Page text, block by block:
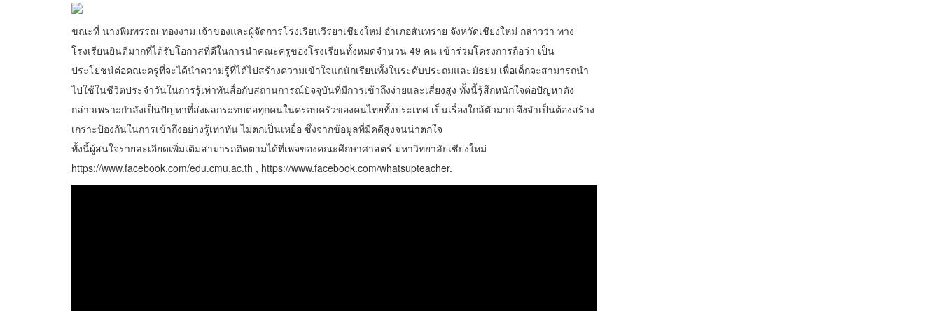
ขณะที่ นางพิมพรรณ ทองงาม เจ้าของและผู้จัดการโรงเรียนวีรยาเชียงใหม่ อำเภอสันทราย จังหวัดเชียงใหม่ กล่าวว่า ทาง
โรงเรียนยินดีมากที่ได้รับโอกาสที่ดีในการนำคณะครูของโรงเรียนทั้งหมดจำนวน 49 คน เข้าร่วมโครงการถือว่า เป็น
ประโยชน์ต่อคณะครูที่จะได้นำความรู้ที่ได้ไปสร้างความเข้าใจแก่นักเรียนทั้งในระดับประถมและมัธยม เพื่อเด็กจะสามารถนำ
ไปใช้ในชีวิตประจำวันในการรู้เท่าทันสื่อกับสถานการณ์ปัจจุบันที่มีการเข้าถึงง่ายและเสี่ยงสูง ทั้งนี้รู้สึกหนักใจต่อปัญหาดัง
กล่าวเพราะกำลังเป็นปัญหาที่ส่งผลกระทบต่อทุกคนในครอบครัวของคนไทยทั้งประเทศ เป็นเรื่องใกล้ตัวมาก จึงจำเป็นต้องสร้าง
เกราะป้องกันในการเข้าถึงอย่างรู้เท่าทัน ไม่ตกเป็นเหยื่อ ซึ่งจากข้อมูลที่มีคดีสูงจนน่าตกใจ
ทั้งนี้ผู้สนใจรายละเอียดเพิ่มเติมสามารถติดตามได้ที่เพจของคณะศึกษาศาสตร์ มหาวิทยาลัยเชียงใหม่
https://www.facebook.com/edu.cmu.ac.th , https://www.facebook.com/whatsupteacher.